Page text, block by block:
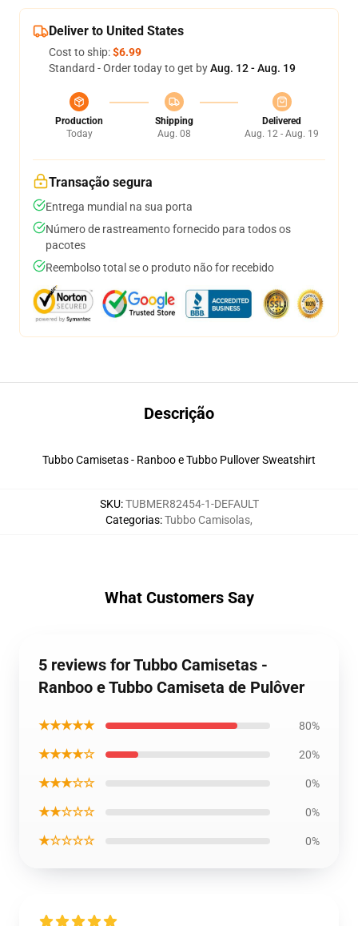
Deliver to United States
Cost to ship:$6.99
Standard - Order today to get byAug. 12 - Aug. 19
Production
Today
Shipping
Aug. 08
Delivered
Aug. 12 - Aug. 19
Transação segura
Entrega mundial na sua porta
Número de rastreamento fornecido para todos os
pacotes
Reembolso total se o produto não for recebido
Descrição
Tubbo Camisetas - Ranboo e Tubbo Pullover Sweatshirt
SKU:TUBMER82454-1-DEFAULT
Categorias:Tubbo Camisolas,
What Customers Say
5 reviews for Tubbo Camisetas -
Ranboo e Tubbo Camiseta de Pulôver
★★★★★ 80%
★★★★☆ 20%
★★★☆☆ 0%
★★☆☆☆ 0%
★☆☆☆☆ 0%